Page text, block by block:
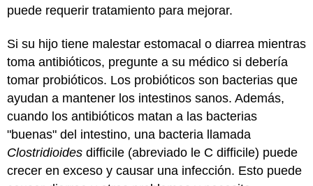
puede requerir tratamiento para mejorar.
Si su hijo tiene malestar estomacal o diarrea mientras
toma antibióticos, pregunte a su médico si debería
tomar probióticos. Los probióticos son bacterias que
ayudan a mantener los intestinos sanos. Además,
cuando los antibióticos matan a las bacterias
"buenas" del intestino, una bacteria llamada
Clostridioides difficile (abreviado le C difficile) puede
crecer en exceso y causar una infección. Esto puede